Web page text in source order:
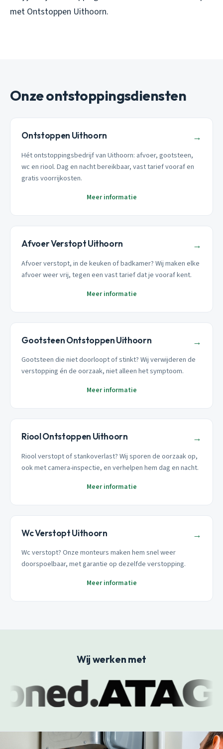
met Ontstoppen Uithoorn.
Onze ontstoppingsdiensten
Ontstoppen Uithoorn →
Hét ontstoppingsbedrijf van Uithoorn: afvoer, gootsteen,
wc en riool. Dag en nacht bereikbaar, vast tarief vooraf en
gratis voorrijkosten.
Meer informatie
Afvoer Verstopt Uithoorn →
Afvoer verstopt, in de keuken of badkamer? Wij maken elke
afvoer weer vrij, tegen een vast tarief dat je vooraf kent.
Meer informatie
Gootsteen Ontstoppen Uithoorn →
Gootsteen die niet doorloopt of stinkt? Wij verwijderen de
verstopping én de oorzaak, niet alleen het symptoom.
Meer informatie
Riool Ontstoppen Uithoorn →
Riool verstopt of stankoverlast? Wij sporen de oorzaak op,
ook met camera-inspectie, en verhelpen hem dag en nacht.
Meer informatie
Wc Verstopt Uithoorn →
Wc verstopt? Onze monteurs maken hem snel weer
doorspoelbaar, met garantie op dezelfde verstopping.
Meer informatie
Wij werken met